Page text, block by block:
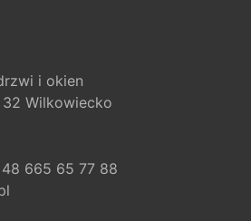
i okien
Wilkowiecko
665 65 77 88